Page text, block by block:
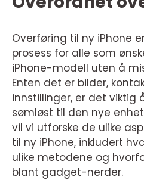
Overføring til ny iPhone
prosess for alle som
iPhone-modell uten å
Enten det er bilder,
innstillinger, er det viktig
sømløst til den nye
vil vi utforske de ulike
til ny iPhone, inkludert
ulike metodene og
blant gadget-nerder.